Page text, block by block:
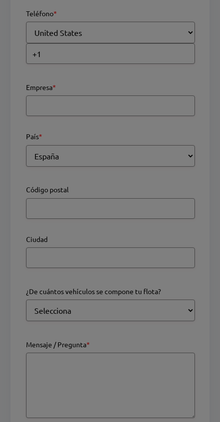
Teléfono*
Empresa*
País*
Código postal
Ciudad
¿De cuántos vehículos se compone tu flota?
Mensaje / Pregunta*